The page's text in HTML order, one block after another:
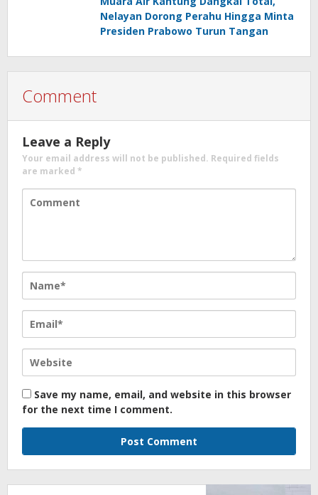
Nelayan Dorong Perahu Hingga Minta
Presiden Prabowo Turun Tangan
Comment
Leave a Reply
Your email address will not be published. Required fields
are marked *
Save my name, email, and website in this browser
for the next time I comment.